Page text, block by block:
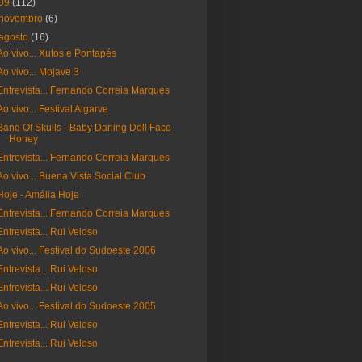
(112)
(6)
(16)
vivo... Xutos e Pontapés
vivo... Mojave 3
Fernando Correia Marques
vivo... Festival Algarve
Of Skulls - Baby Darling Doll Face
Honey
Fernando Correia Marques
vivo... Buena Vista Social Club
- Amália Hoje
Fernando Correia Marques
Rui Veloso
vivo... Festival do Sudoeste 2006
Rui Veloso
Rui Veloso
vivo... Festival do Sudoeste 2005
Rui Veloso
Rui Veloso